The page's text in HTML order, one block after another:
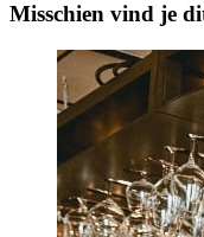
Misschien vind je